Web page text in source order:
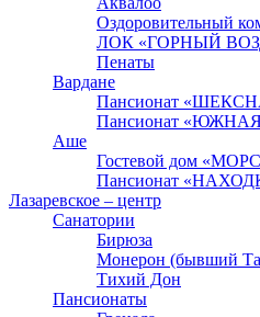
Оздоровительный
ЛОК «ГОРНЫЙ
Пенаты
Вардане
Пансионат
Пансионат
Аше
Гостевой дом
Пансионат
Лазаревское – центр
Санатории
Бирюза
Монерон (бывший
Тихий Дон
Пансионаты